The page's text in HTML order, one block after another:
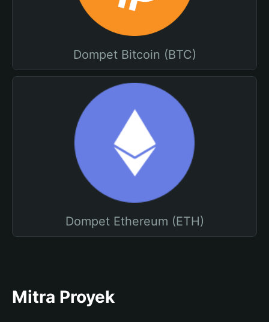
Dompet Bitcoin (BTC)
Dompet Ethereum (ETH)
Mitra Proyek